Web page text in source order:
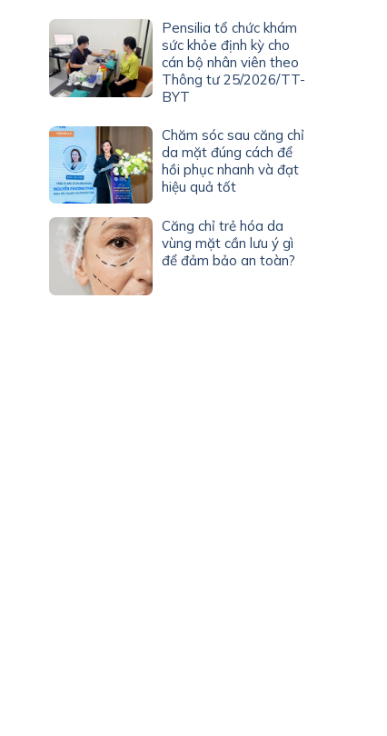
Pensilia tổ chức khám
sức khỏe định kỳ cho
cán bộ nhân viên theo
Thông tư 25/2026/TT-
BYT
Chăm sóc sau căng chỉ
da mặt đúng cách để
hồi phục nhanh và đạt
hiệu quả tốt
Căng chỉ trẻ hóa da
vùng mặt cần lưu ý gì
để đảm bảo an toàn?